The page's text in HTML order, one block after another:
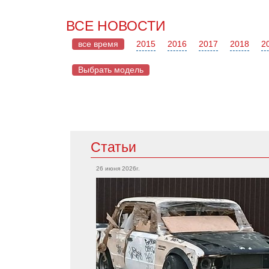
ВСЕ НОВОСТИ
все время 2015 2016 2017 2018
Выбрать модель
Acura
CX-5
MX-5
Mazda 6
Статьи
26 июня 2026г.